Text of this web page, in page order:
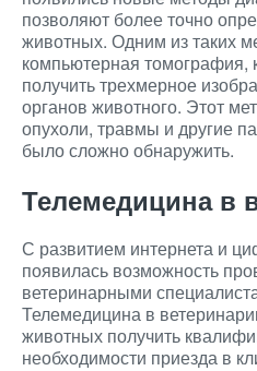
позволяют более точно
животных. Одним из таких
компьютерная томография,
получить трехмерное
органов животного. Этот
опухоли, травмы и другие
было сложно обнаружить.
Телемедицина в
С развитием интернета и
появилась возможность
ветеринарными
Телемедицина в
животных получить
необходимости приезда в